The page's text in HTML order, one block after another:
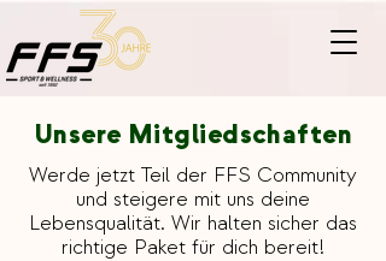
Unsere Mitgliedschaften
Werde jetzt Teil der FFS Community
und steigere mit uns deine
Lebensqualität. Wir halten sicher das
richtige Paket für dich bereit!